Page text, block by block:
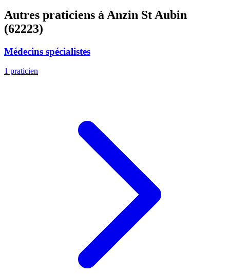
Autres praticiens à Anzin St Aubin
(62223)
Médecins spécialistes
1 praticien